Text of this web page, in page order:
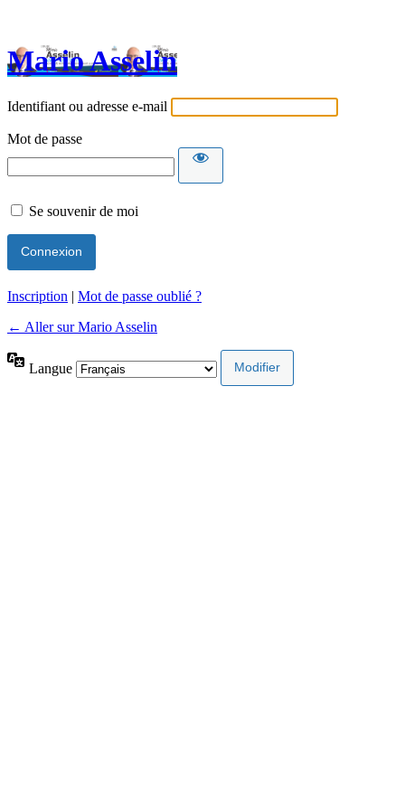
Mario Asselin
Identifiant ou adresse e-mail
Mot de passe
Se souvenir de moi
Inscription | Mot de passe oublié ?
← Aller sur Mario Asselin
Langue